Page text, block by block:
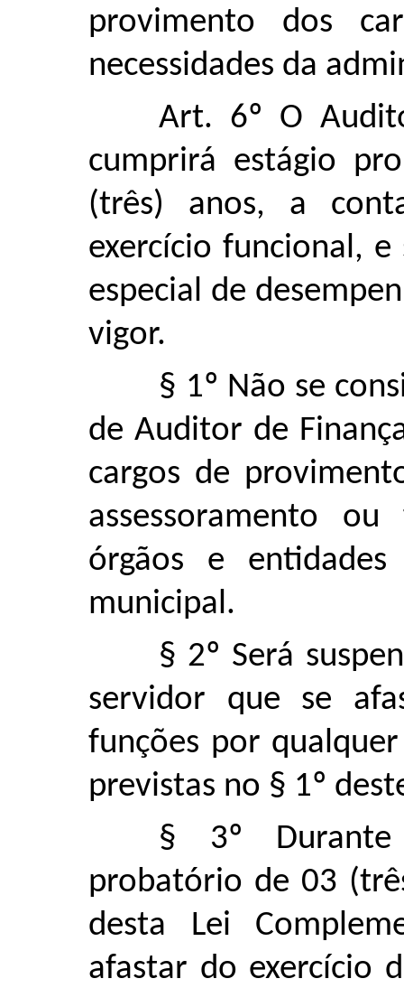
provimento dos
necessidades da
Art. 6º O
cumprirá estágio
(três) anos, a
exercício funcional,
especial de
vigor.
§ 1º Não se
de Auditor de
cargos de
assessoramento
órgãos e
municipal.
§ 2º Será
servidor que se
funções por
previstas no § 1º
§ 3º
probatório de 03
desta Lei
afastar do exercício